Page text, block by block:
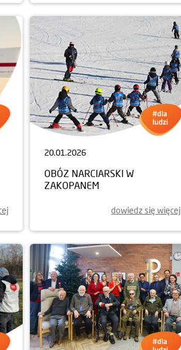
20.01.2026
OBÓZ NARCIARSKI W
ZAKOPANEM
dowiedz się więcej